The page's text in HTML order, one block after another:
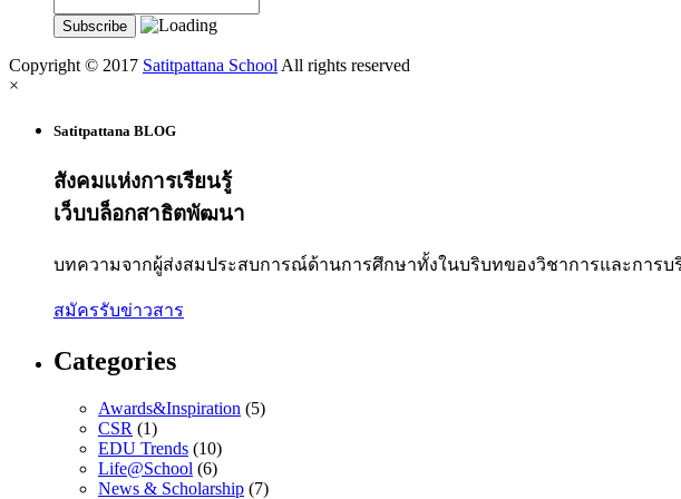
Copyright © 2017 Satitpattana School All rights reserved
×
Satitpattana BLOG
สังคมแห่งการเรียนรู้
เว็บบล็อกสาธิตพัฒนา
บทความจากผู้ส่งสมประสบการณ์ด้านการศึกษาทั้งในบริบทของวิชาการและการ
สมัครรับข่าวสาร
Categories
Awards&Inspiration (5)
CSR (1)
EDU Trends (10)
Life@School (6)
News & Scholarship (7)